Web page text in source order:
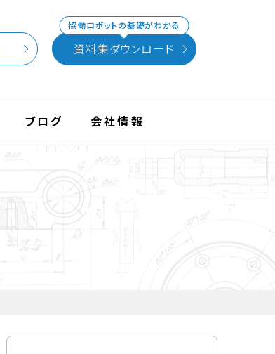
協働ロボットの基礎がわかる
資料集ダウンロード
ブログ 会社情報